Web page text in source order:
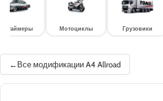
Мотоциклы Грузовики
Все модификации A4 Allroad